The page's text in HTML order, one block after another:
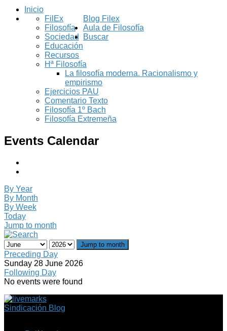
Inicio
Blog Filex
FilEx
Filosofía
Sociedad
Educación
Recursos
Aula de Filosofía
Hª Filosofía
La filosofía moderna. Racionalismo y
empirismo
Ejercicios PAU
Comentario Texto
Filosofía 1º Bach
Filosofía Extremeña
Buscar
Events Calendar
By Year
By Month
By Week
Today
Jump to month
Jump to month
Preceding Day
Sunday 28 June 2026
Following Day
No events were found
Sindicación Blog